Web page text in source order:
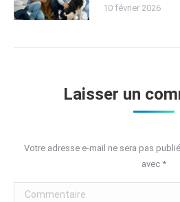
10 février 2026
Laisser un
Votre adresse e-mail ne sera pas
avec *
Commentaire